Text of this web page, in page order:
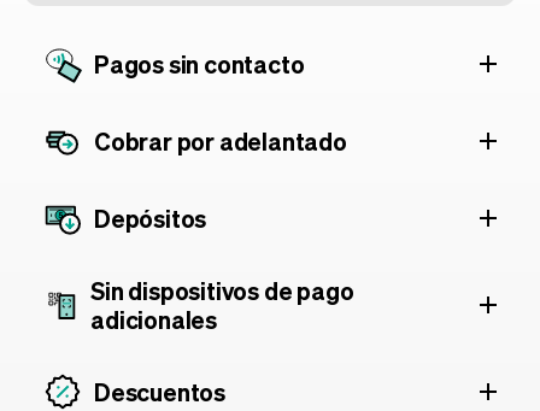
Pagos sin contacto
Cobrar por adelantado
Depósitos
Sin dispositivos de pago
adicionales
Descuentos